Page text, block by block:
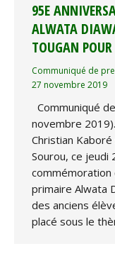
95E
ALWATA
TOUGAN
Communiqué de
27 novembre 2019
Communiqué
novembre
Christian
Sourou, ce jeudi
commémoration
primaire Alwata
des anciens
placé sous le